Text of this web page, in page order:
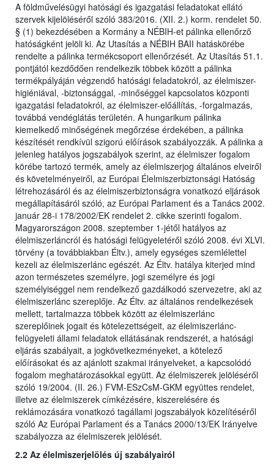
A földművelésügyi hatósági és igazgatási feladatokat ellátó
szervek kijelöléséről szóló 383/2016. (XII. 2.) korm. rendelet 50.
§ (1) bekezdésében a Kormány a NÉBIH-et pálinka ellenőrző
hatóságként jelöli ki. Az Utasítás a NÉBIH BAII hatáskörébe
rendelte a pálinka termékcsoport ellenőrzését. Az Utasítás 51.1.
pontjától kezdődően rendelkezik többek között a pálinka
termékpályáján végzendő hatósági feladatokról, az élelmiszer-
higiéniával, -biztonsággal, -minőséggel kapcsolatos központi
igazgatási feladatokról, az élelmiszer-előállítás, -forgalmazás,
továbbá vendéglátás területén. A hungarikum pálinka
kiemelkedő minőségének megőrzése érdekében, a pálinka
készítését rendkívül szigorú előírások szabályozzák. A pálinka a
jelenleg hatályos jogszabályok szerint, az élelmiszer fogalom
körébe tartozó termék, amely az élelmiszerjog általános elveiről
és követelményeiről, az Európai Élelmiszerbiztonsági Hatóság
létrehozásáról és az élelmiszerbiztonságra vonatkozó eljárások
megállapításáról szóló, az Európai Parlament és a Tanács 2002.
január 28-i 178/2002/EK rendelet 2. cikke szerinti fogalom.
Magyarországon 2008. szeptember 1-jétől hatályos az
élelmiszerláncról és hatósági felügyeletéről szóló 2008. évi XLVI.
törvény (a továbbiakban Éltv.), amely egységes szemlélettel
kezeli az élelmiszerlánc egészét. Az Éltv. hatálya kiterjed mind
azon természetes személyre, jogi személyre és jogi
személyiséggel nem rendelkező gazdálkodó szervezetre, aki az
élelmiszerlánc szereplője. Az Éltv. az általános rendelkezések
mellett, tartalmazza többek között az élelmiszerlánc
szereplőinek jogait és kötelezettségeit, az élelmiszerlánc-
felügyeleti állami feladatok ellátásának rendszerét, a hatósági
eljárás szabályait, a jogkövetkezményeket, a kötelező
előírásokat és az ajánlott szakmai irányelveket, a kapcsolódó
fogalom meghatározásokkal együtt. Az élelmiszerek jelöléséről
szóló 19/2004. (II. 26.) FVM-ESzCsM-GKM együttes rendelet,
illetve az élelmiszerek címkézésére, kiszerelésére és
reklámozására vonatkozó tagállami jogszabályok közelítéséről
szóló Az Európai Parlament és a Tanács 2000/13/EK Irányelve
szabályozza az élelmiszerek jelölését.
2.2 Az élelmiszerjelölés új szabályairól